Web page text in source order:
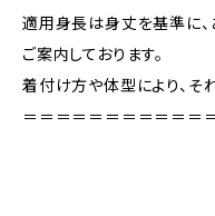
適用身長は身丈を基準に
ご案内しております。
着付け方や体型により、そ
＝＝＝＝＝＝＝＝＝＝＝